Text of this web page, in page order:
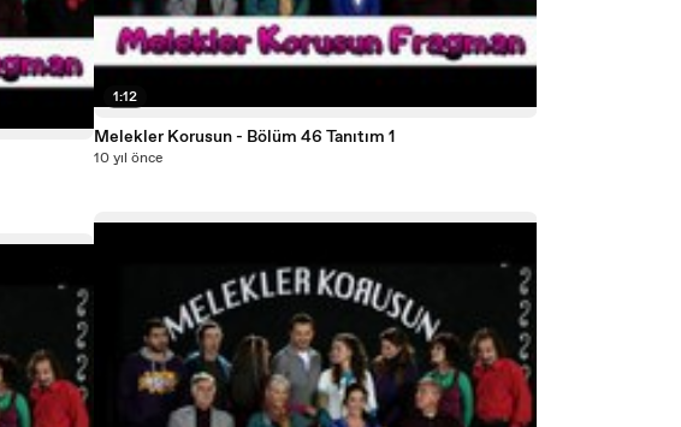
1:12
Melekler Korusun - Bölüm 46 Tanıtım 1
10 yıl önce